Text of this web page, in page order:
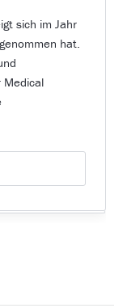
sich im Jahr
hat.
Medical